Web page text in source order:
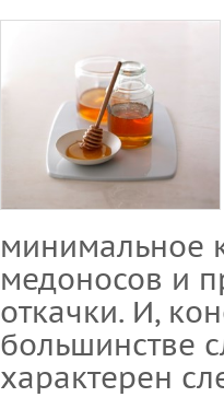
минимальное
медоносов и
откачки. И,
большинстве
характерен